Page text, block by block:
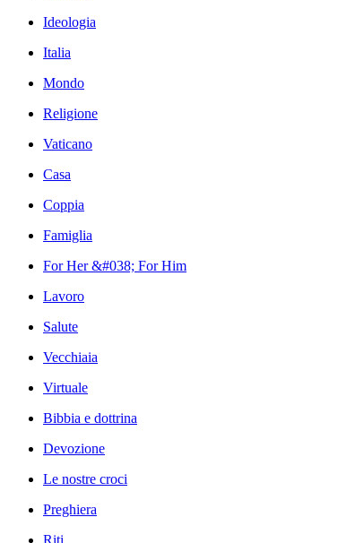
Ideologia
Italia
Mondo
Religione
Vaticano
Casa
Coppia
Famiglia
For Her &#038; For Him
Lavoro
Salute
Vecchiaia
Virtuale
Bibbia e dottrina
Devozione
Le nostre croci
Preghiera
Riti